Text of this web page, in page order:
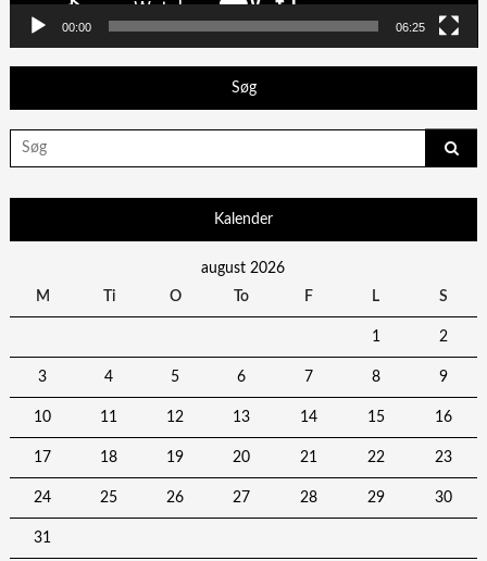
00:00 06:25
Søg
for:
Kalender
august 2026
M
Ti O To F L S
1 2
3 4 5 6 7 8 9
10 11 12 13 14 15 16
17 18 19 20 21 22 23
24 25 26 27 28 29 30
31